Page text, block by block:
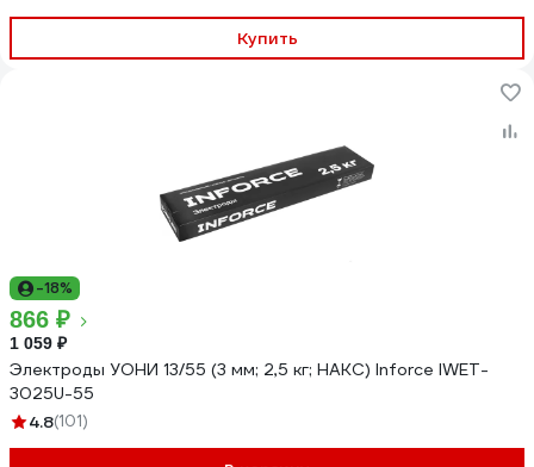
Купить
-18%
866 ₽
1 059 ₽
Электроды УОНИ 13/55 (3 мм; 2,5 кг; НАКС) Inforce IWET-
3025U-55
4.8(101)